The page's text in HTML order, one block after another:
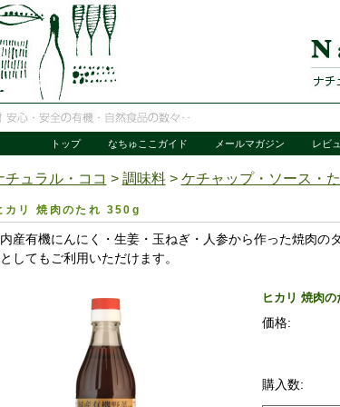
トップ なちゅここガイド メールマガジン レビ
チュラル・ココ > 調味料> ケチャップ・ソース・
カリ 焼肉のたれ 350g
産有機にんにく・生姜・玉ねぎ・人参から作った焼肉の
してもご利用いただけます。
ヒカリ 焼肉の
価格:
購入数: